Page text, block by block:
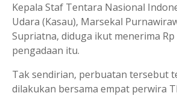
Kepala Staf Tentara Nasional
Udara (Kasau), Marsekal
Supriatna, diduga ikut menerima
pengadaan itu.
Tak sendirian, perbuatan tersebut
dilakukan bersama empat perwira